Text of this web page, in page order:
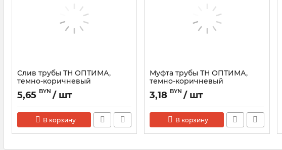
Слив трубы ТН ОПТИМА,
темно-коричневый
5,65 BYN / шт
В корзину
Муфта трубы ТН ОПТИМА,
темно-коричневый
3,18 BYN / шт
В корзину